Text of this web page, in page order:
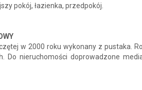
pokój, łazienka, przedpokój.
w 2000 roku wykonany z pustaka.
Do nieruchomości doprowadzone